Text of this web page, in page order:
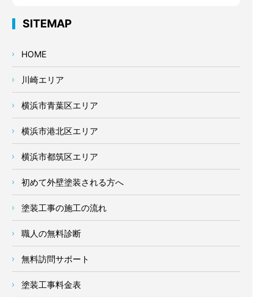
SITEMAP
HOME
川崎エリア
横浜市青葉区エリア
横浜市港北区エリア
横浜市都筑区エリア
初めて外壁塗装される方へ
塗装工事の施工の流れ
職人の無料診断
無料訪問サポート
塗装工事料金表